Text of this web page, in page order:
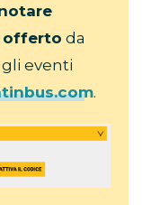
offerto da
eventi
.